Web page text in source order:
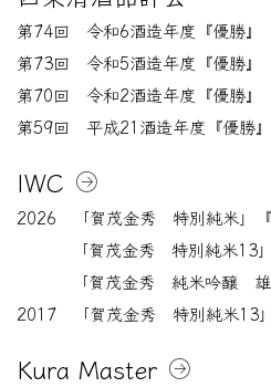
第74回 令和6酒造年度『優勝』
第73回 令和5酒造年度『優勝』
第70回 令和2酒造年度『優勝』
第59回 平成21酒造年度『優勝』
IWC
2026 「賀茂金秀 特別純米」『
「賀茂金秀 特別純米13」
「賀茂金秀 純米吟醸 雄町
2017 「賀茂金秀 特別純米13」
Kura Master